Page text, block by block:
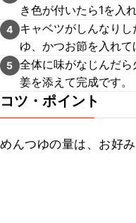
き色が付いたら1を入
4
キャベツがしんなり
ゆ、かつお節を入れて
5 全体に味がなじんだ
姜を添えて完成です。
コツ・ポイント
めんつゆの量は、お好